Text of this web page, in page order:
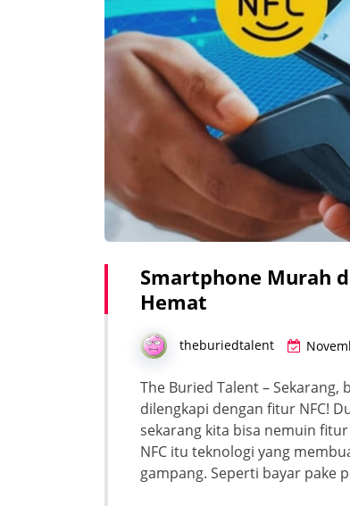
Smartphone Murah
Hemat
theburiedtalent
The Buried Talent –
dilengkapi dengan fitur NFC!
sekarang kita bisa nemuin
NFC itu teknologi yang
gampang. Seperti bayar pake